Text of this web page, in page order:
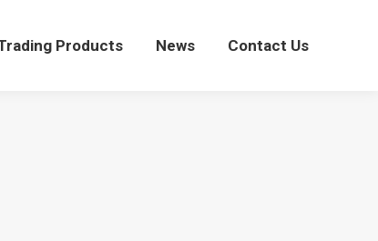
Products News Contact Us